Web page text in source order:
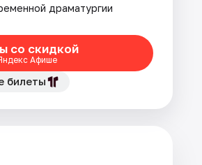
драматургии
со скидкой
Афише
билеты